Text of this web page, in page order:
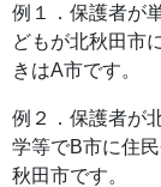
例１．保護者が
どもが北秋田市
きはA市です。
例２．保護者が
学等でB市に住
秋田市です。